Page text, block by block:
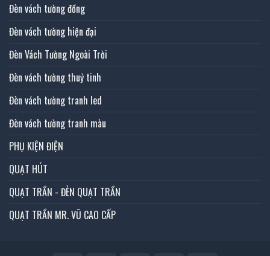
Đèn vách tường đồng
Đèn vách tường hiện đại
Đèn Vách Tường Ngoài Trời
Đèn vách tường thuỷ tinh
Đèn vách tường tranh led
Đèn vách tường tranh màu
PHỤ KIỆN ĐIỆN
QUẠT HÚT
QUẠT TRẦN - ĐÈN QUẠT TRẦN
QUẠT TRẦN MR. VŨ CAO CẤP